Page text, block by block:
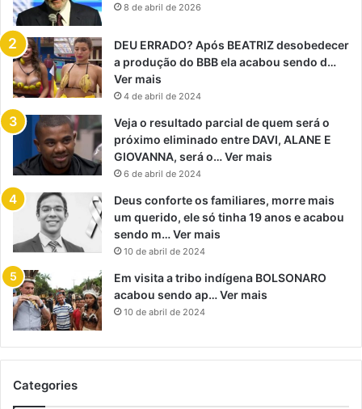
8 de abril de 2026
DEU ERRADO? Após BEATRIZ desobedecer
a produção do BBB ela acabou sendo d…
Ver mais
4 de abril de 2024
Veja o resultado parcial de quem será o
próximo eliminado entre DAVI, ALANE E
GIOVANNA, será o… Ver mais
6 de abril de 2024
Deus conforte os familiares, morre mais
um querido, ele só tinha 19 anos e acabou
sendo m… Ver mais
10 de abril de 2024
Em visita a tribo indígena BOLSONARO
acabou sendo ap… Ver mais
10 de abril de 2024
Categories